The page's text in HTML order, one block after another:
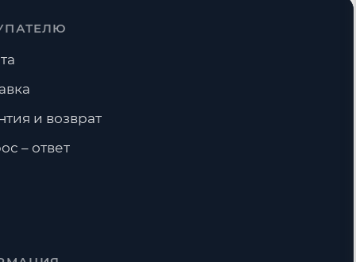
и возврат
– ответ